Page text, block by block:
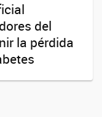
del
la pérdida